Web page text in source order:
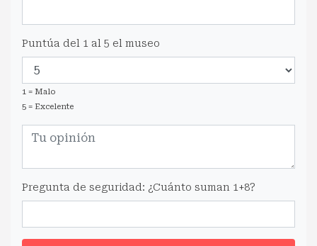
Puntúa del 1 al 5 el museo
1 = Malo
5 = Excelente
Pregunta de seguridad: ¿Cuánto suman 1+8?